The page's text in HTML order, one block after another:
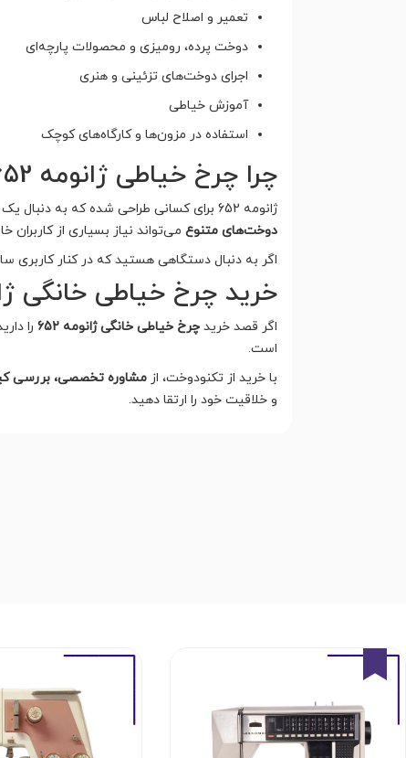
تعمیر و اصلاح لباس
دوخت پرده، رومیزی و محصولات پارچه‌ای
اجرای دوخت‌های تزئینی و هنری
آموزش خیاطی
استفاده در مزون‌ها و کارگاه‌های کوچک
چرا چرخ خیاطی ژانومه 652 انتخاب مناسبی است؟
ژانومه 652 برای کسانی طراحی شده که به دنبال یک چرخ خیاطی مطمئن با عملکرد حرفه‌ای هستند. این مدل با ترکیب
دوخت‌های متنوعمی‌تواند نیاز بسیاری از کاربران
اگر به دنبال دستگاهی هستید که در کنار کاربری ساده، کیفیت
خرید چرخ خیاطی خانگی ژانومه 652 از
اگر قصد خرید چرخ خیاطی خانگی ژانومه 652
را
است.
با خرید از تکنودوخت، از مشاوره تخصصی، بررسی
و خلاقیت خود را ارتقا دهید.